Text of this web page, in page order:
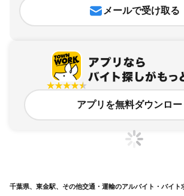
メールで受け取る
アプリを無料ダウンロー
千葉県、東金駅、その他交通・運輸のアルバイト・バイト